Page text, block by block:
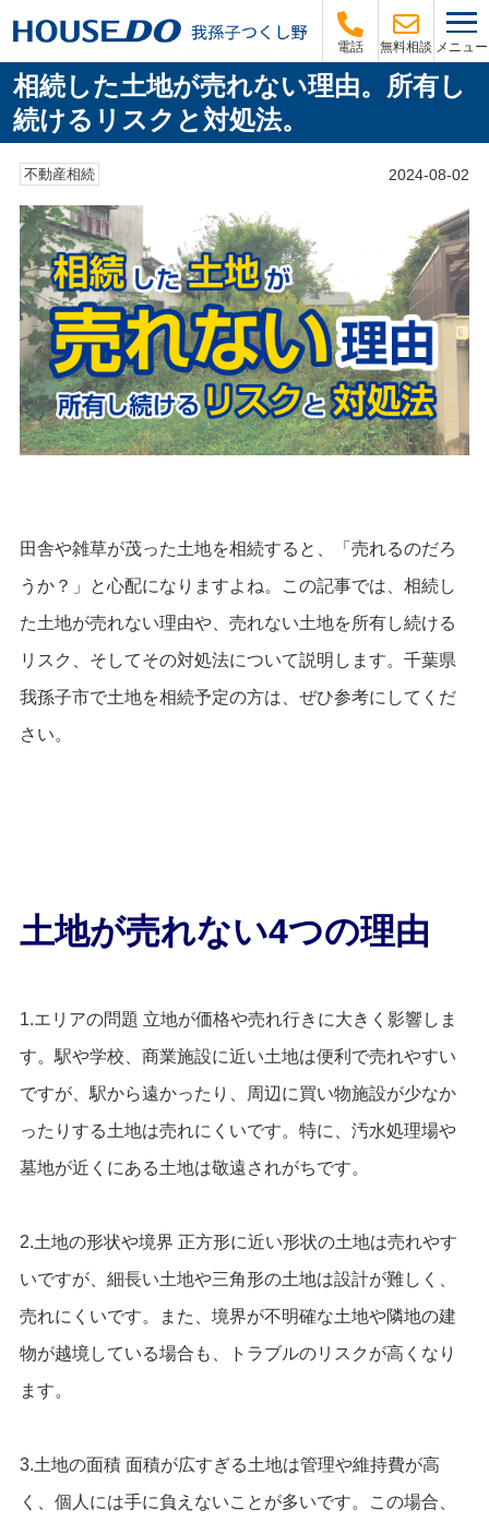
電話 無料相談 メニュー
相続した土地が売れない理由。所有し
続けるリスクと対処法。
不動産相続 2024-08-02
田舎や雑草が茂った土地を相続すると、「売れるのだろ
うか？」と心配になりますよね。この記事では、相続し
た土地が売れない理由や、売れない土地を所有し続ける
リスク、そしてその対処法について説明します。千葉県
我孫子市で土地を相続予定の方は、ぜひ参考にしてくだ
さい。
土地が売れない4つの理由
1.エリアの問題 立地が価格や売れ行きに大きく影響しま
す。駅や学校、商業施設に近い土地は便利で売れやすい
ですが、駅から遠かったり、周辺に買い物施設が少なか
ったりする土地は売れにくいです。特に、汚水処理場や
墓地が近くにある土地は敬遠されがちです。
2.土地の形状や境界 正方形に近い形状の土地は売れやす
いですが、細長い土地や三角形の土地は設計が難しく、
売れにくいです。また、境界が不明確な土地や隣地の建
物が越境している場合も、トラブルのリスクが高くなり
ます。
3.土地の面積 面積が広すぎる土地は管理や維持費が高
く、個人には手に負えないことが多いです。この場合、